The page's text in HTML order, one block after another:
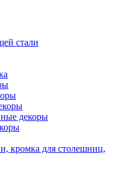
стали
декоры
кромка для столешниц,